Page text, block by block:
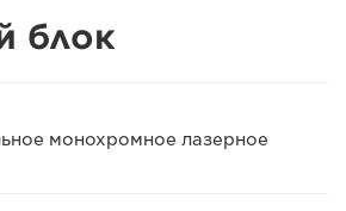
блок
монохромное лазерное